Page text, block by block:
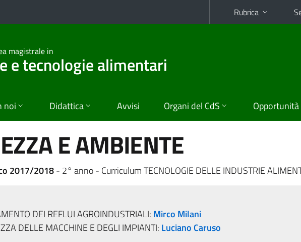
Rubrica
magistrale in
e tecnologie alimentari
noi Didattica Avvisi Organi del CdS Opportunità
E AMBIENTE
2017/2018- 2° anno - Curriculum TECNOLOGIE DELLE INDUSTRIE
DEI REFLUI AGROINDUSTRIALI: Mirco Milani
DELLE MACCHINE E DEGLI IMPIANTI: Luciano Caruso